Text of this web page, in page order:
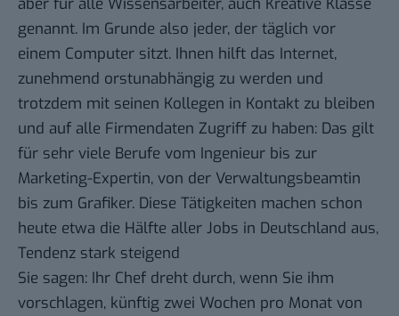
genannt. Im Grunde also jeder, der täglich vor
einem Computer sitzt. Ihnen hilft das Internet,
zunehmend orstunabhängig zu werden und
trotzdem mit seinen Kollegen in Kontakt zu bleiben
und auf alle Firmendaten Zugriff zu haben: Das gilt
für sehr viele Berufe vom Ingenieur bis zur
Marketing-Expertin, von der Verwaltungsbeamtin
bis zum Grafiker. Diese Tätigkeiten machen schon
heute etwa die Hälfte aller Jobs in Deutschland aus,
Tendenz stark steigend
Sie sagen: Ihr Chef dreht durch, wenn Sie ihm
vorschlagen, künftig zwei Wochen pro Monat von